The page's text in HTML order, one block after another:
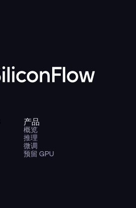
产品
概览
推理
微调
预留 GPU